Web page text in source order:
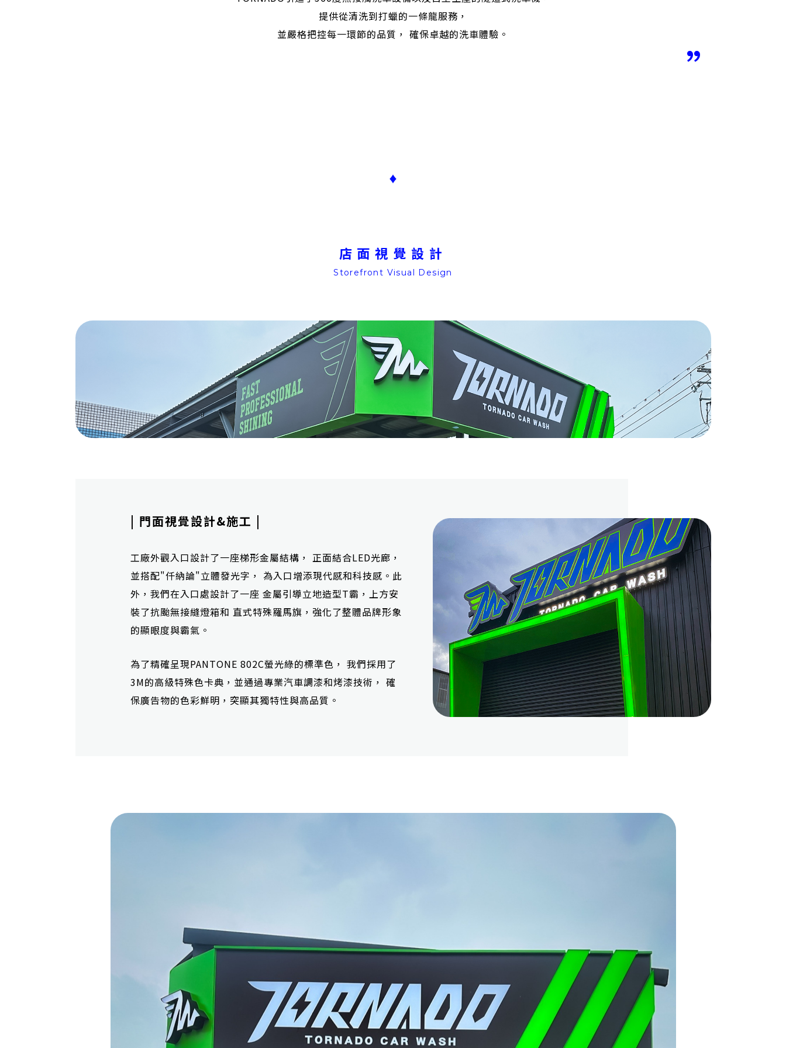
提供從清洗到打蠟的一條龍服務，
並嚴格把控每一環節的品質， 確保卓越的洗車體驗。
♦
店面視覺設計
Storefront Visual Design
| 門面視覺設計&施工 |
工廠外觀入口設計了一座梯形金屬結構， 正面結合LED光廊，
並搭配"仟納論"立體發光字， 為入口增添現代感和科技感。此
外，我們在入口處設計了一座 金屬引導立地造型T霸，上方安
裝了抗颱無接縫燈箱和 直式特殊羅馬旗，強化了整體品牌形象
的顯眼度與霸氣。
為了精確呈現PANTONE 802C螢光綠的標準色， 我們採用了
3M的高級特殊色卡典，並通過專業汽車調漆和烤漆技術， 確
保廣告物的色彩鮮明，突顯其獨特性與高品質。